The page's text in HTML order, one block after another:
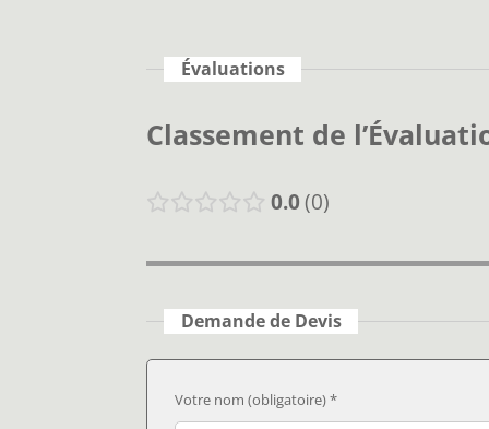
Évaluations
Classement de
0.0 0
Demande de Devis
Votre nom (obligatoire) *